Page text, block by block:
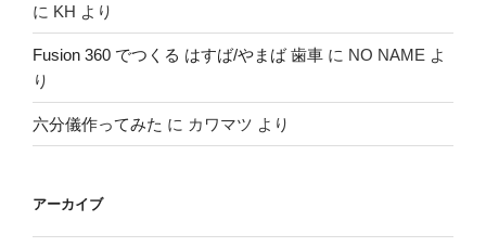
に KH より
Fusion 360 でつくる はすば/やまば 歯車 に NO NAME よ
り
六分儀作ってみた に カワマツ より
アーカイブ